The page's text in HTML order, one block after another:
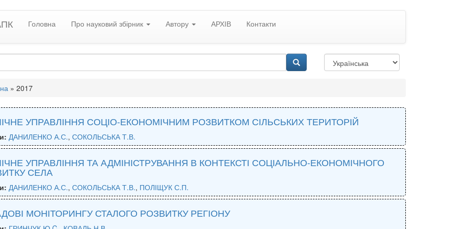
Головна Про науковий збірник Автору АРХІВ Контакти
» 2017
УПРАВЛІННЯ СОЦІО-ЕКОНОМІЧНИМ РОЗВИТКОМ СІЛЬСЬКИХ ТЕРИТОРІЙ
ДАНИЛЕНКО А.С., СОКОЛЬСЬКА Т.В.
УПРАВЛІННЯ ТА АДМІНІСТРУВАННЯ В КОНТЕКСТІ СОЦІАЛЬНО-ЕКОНОМІЧНОГО
СЕЛА
ДАНИЛЕНКО А.С., СОКОЛЬСЬКА Т.В., ПОЛІЩУК С.П.
МОНІТОРИНГУ СТАЛОГО РОЗВИТКУ РЕГІОНУ